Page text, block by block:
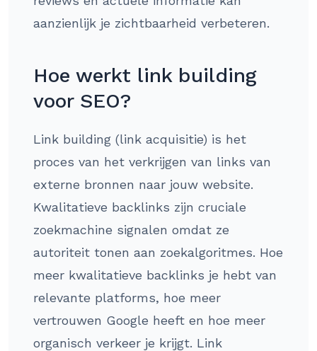
aanzienlijk je zichtbaarheid verbeteren.
Hoe werkt link building
voor SEO?
Link building (link acquisitie) is het
proces van het verkrijgen van links van
externe bronnen naar jouw website.
Kwalitatieve backlinks zijn cruciale
zoekmachine signalen omdat ze
autoriteit tonen aan zoekalgoritmes. Hoe
meer kwalitatieve backlinks je hebt van
relevante platforms, hoe meer
vertrouwen Google heeft en hoe meer
organisch verkeer je krijgt. Link